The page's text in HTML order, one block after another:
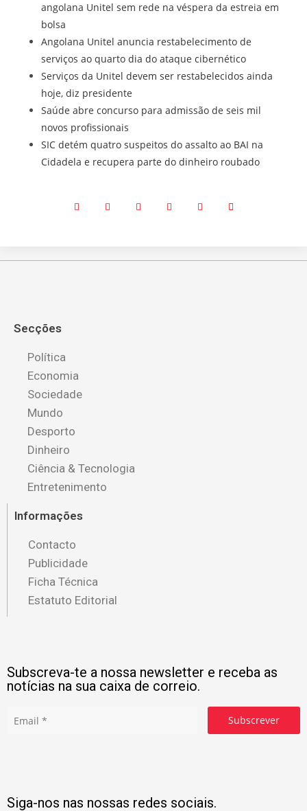
angolana Unitel sem rede na véspera da estreia em
bolsa
Angolana Unitel anuncia restabelecimento de
serviços ao quarto dia do ataque cibernético
Serviços da Unitel devem ser restabelecidos ainda
hoje, diz presidente
Saúde abre concurso para admissão de seis mil
novos profissionais
SIC detém quatro suspeitos do assalto ao BAI na
Cidadela e recupera parte do dinheiro roubado
Secções
Política
Economia
Sociedade
Mundo
Desporto
Dinheiro
Ciência & Tecnologia
Entretenimento
Informações
Contacto
Publicidade
Ficha Técnica
Estatuto Editorial
Subscreva-te a nossa newsletter e receba as
notícias na sua caixa de correio.
Subscrever
Siga-nos nas nossas redes sociais.